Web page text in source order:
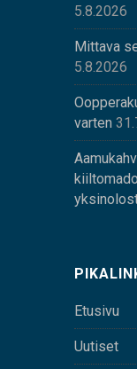
5.8.2026
Mittava
5.8.2026
varten
Etusivu
Uutiset